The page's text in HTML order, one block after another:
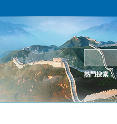
熱門搜索：